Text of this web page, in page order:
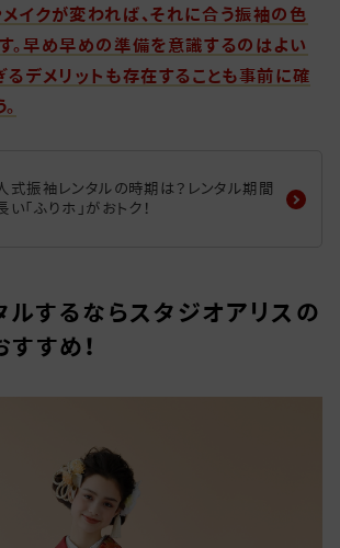
イクが変われば、それに合う振袖の色
。早め早めの準備を意識するのはよい
るデメリットも存在することも事前に確
式振袖レンタルの時期は？レンタル期間
い「ふりホ」がおトク！
ルするならスタジオアリスの
すすめ！